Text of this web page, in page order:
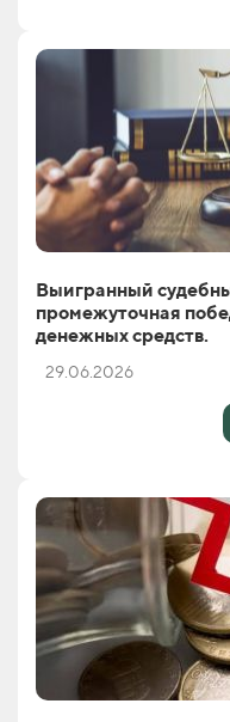
Выигранный
промежуточная
денежных средств.
29.06.2026